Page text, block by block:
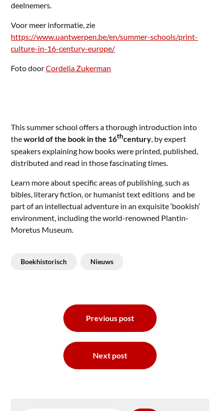
deelnemers.
Voor meer informatie, zie
https://www.uantwerpen.be/en/summer-schools/print-
culture-in-16-century-europe/
Foto doorCordelia Zukerman
This summer school offers a thorough introduction into
theworld of the book in the 16thcentury, by expert
speakers explaining how books were printed, published,
distributed and read in those fascinating times.
Learn more about specific areas of publishing, such as
bibles, literary fiction, or humanist text editions and be
part of an intellectual adventure in an exquisite ‘bookish’
environment, including the world-renowned Plantin-
Moretus Museum.
Boekhistorisch Nieuws
Previous post
Next post